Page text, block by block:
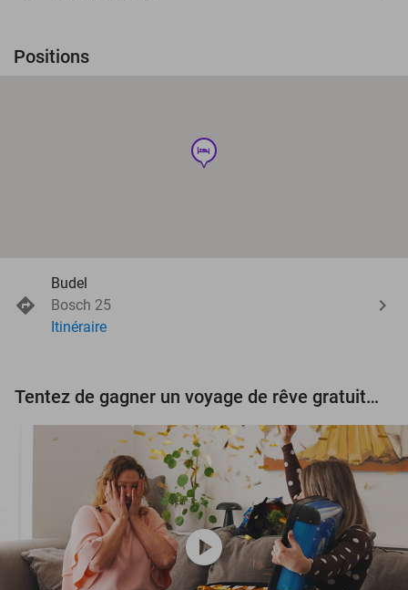
Positions
hotel
Budel
Bosch 25
Itinéraire
Tentez de gagner un voyage de rêve gratuit d'une valeur de 3.000 € !
play_circle